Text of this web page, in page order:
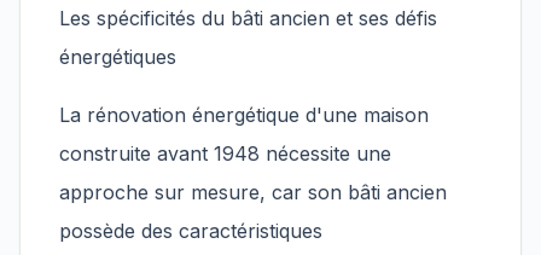
Les spécificités du bâti ancien et ses défis
énergétiques
La rénovation énergétique d'une maison
construite avant 1948 nécessite une
approche sur mesure, car son bâti ancien
possède des caractéristiques